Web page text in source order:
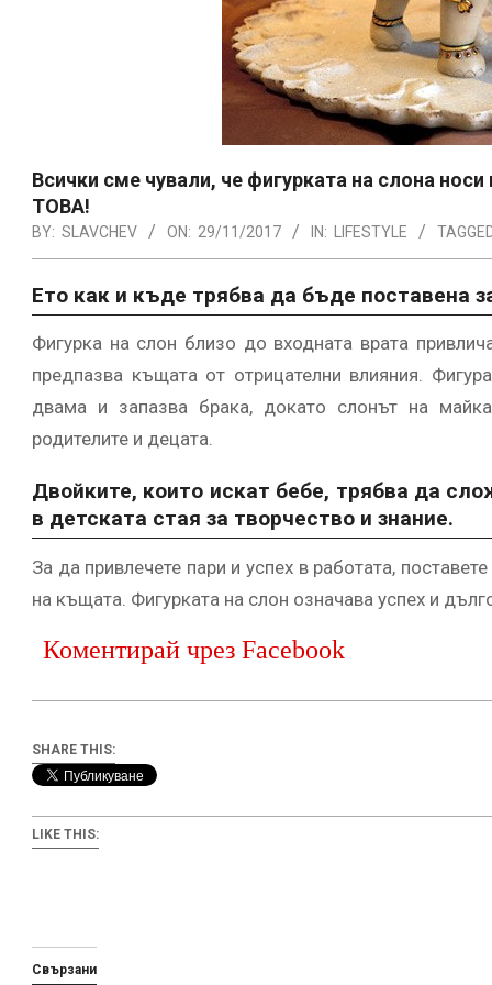
Всички сме чували, че фигурката на слона
ТОВА!
BY: SLAVCHEV ON: 29/11/2017 IN: LIFESTYLE
Ето как и къде трябва да бъде поставена
Фигурка на слон близо до входната врата
предпазва къщата от отрицателни влияния.
двама и запазва брака, докато слонът на
родителите и децата.
Двойките, които искат бебе, трябва да
в детската стая за творчество и знание.
За да привлечете пари и успех в работата,
на къщата. Фигурката на слон означава успех и
Коментирай чрез Facebook
SHARE THIS:
LIKE THIS:
Свързани